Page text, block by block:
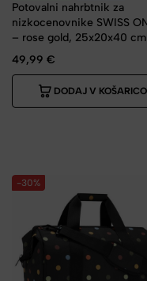
Potovalni nahrbtnik za
nizkocenovnike SWISS
– rose gold, 25x20x40 cm
49,99 €
DODAJ V KOŠARICO
-30%